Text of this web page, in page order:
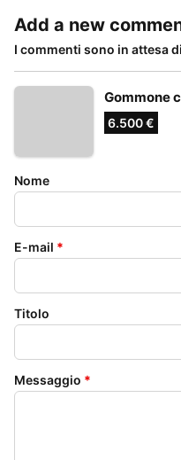
Add a new
I commenti sono in attesa
Gommone
6.500 €
Nome
E-mail *
Titolo
Messaggio *